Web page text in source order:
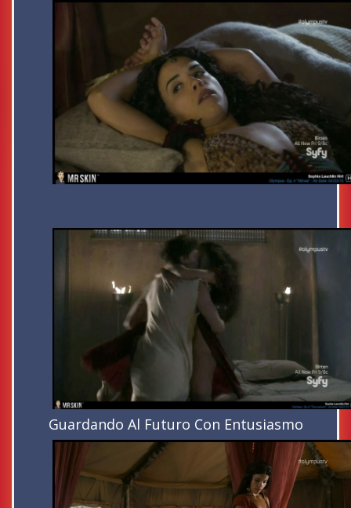
Guardando Al Futuro Con Entusiasmo